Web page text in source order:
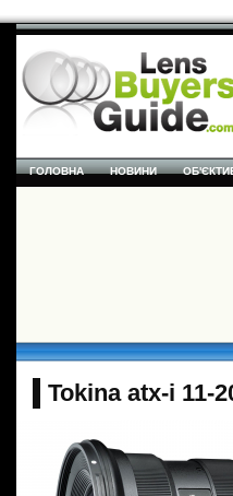
ГОЛОВНА НОВИНИ
Tokina atx-i 11-